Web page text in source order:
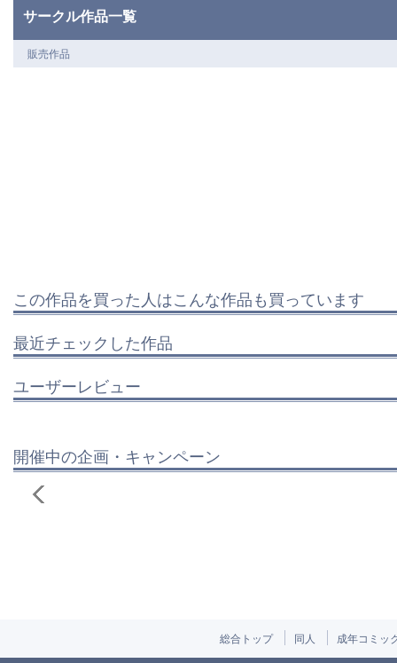
サークル作品一覧
販売作品
この作品を買った人はこんな作品も買っています
最近チェックした作品
ユーザーレビュー
開催中の企画・キャンペーン
総合トップ 同人 成年コミッ